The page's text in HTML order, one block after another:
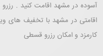
آسوده در مشهد اقامت کنید .
کارمزد و امکان رزرو قسطی